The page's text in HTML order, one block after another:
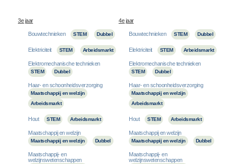
3e jaar 4e jaar
Bouwtechnieken STEM Dubbel
Elektriciteit STEM Arbeidsmarkt
Elektromechanische technieken
STEM Dubbel
Haar- en schoonheidsverzorging
Maatschappij en welzijn
Arbeidsmarkt
Hout STEM Arbeidsmarkt
Maatschappij en welzijn
Maatschappij en welzijn Dubbel
Maatschappij- en
welzijnswetenschappen
Bouwtechnieken STEM Dubbel
Elektriciteit STEM Arbeidsmarkt
Elektromechanische technieken
STEM Dubbel
Haar- en schoonheidsverzorging
Maatschappij en welzijn
Arbeidsmarkt
Hout STEM Arbeidsmarkt
Maatschappij en welzijn
Maatschappij en welzijn Dubbel
Maatschappij- en
welzijnswetenschappen